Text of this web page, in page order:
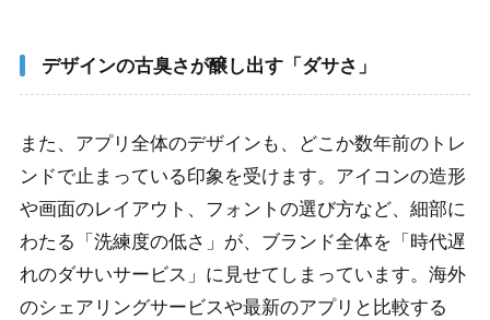
デザインの古臭さが醸し出す「ダサさ」
また、アプリ全体のデザインも、どこか数年前のトレ
ンドで止まっている印象を受けます。アイコンの造形
や画面のレイアウト、フォントの選び方など、細部に
わたる「洗練度の低さ」が、ブランド全体を「時代遅
れのダサいサービス」に見せてしまっています。海外
のシェアリングサービスや最新のアプリと比較する